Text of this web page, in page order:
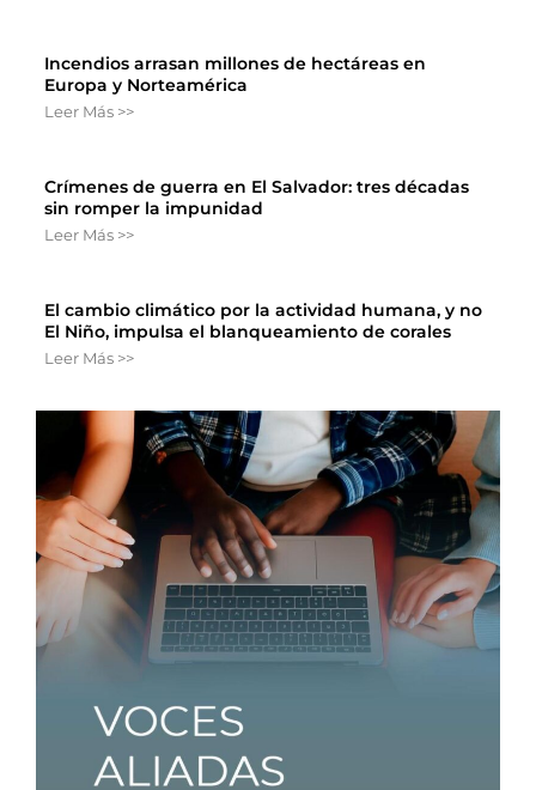
Incendios arrasan millones de hectáreas en
Europa y Norteamérica
Leer Más >>
Crímenes de guerra en El Salvador: tres décadas
sin romper la impunidad
Leer Más >>
El cambio climático por la actividad humana, y no
El Niño, impulsa el blanqueamiento de corales
Leer Más >>